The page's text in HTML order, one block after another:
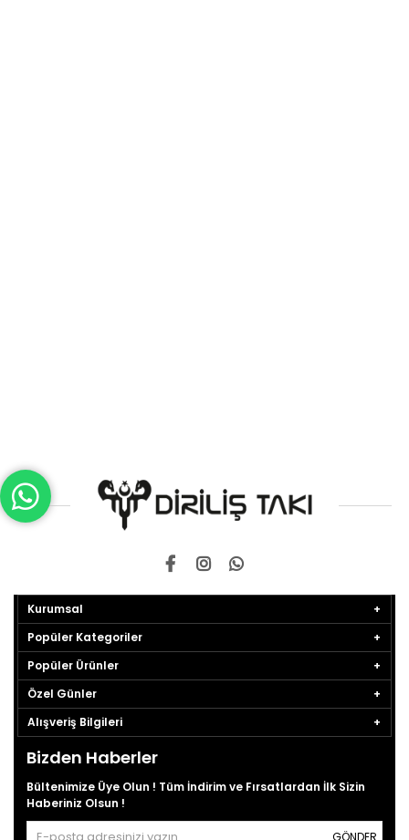
Kurumsal
Popüler Kategoriler
Popüler Ürünler
Özel Günler
Alışveriş Bilgileri
Bizden Haberler
Bültenimize Üye Olun ! Tüm İndirim ve Fırsatlardan İlk Sizin
Haberiniz Olsun !